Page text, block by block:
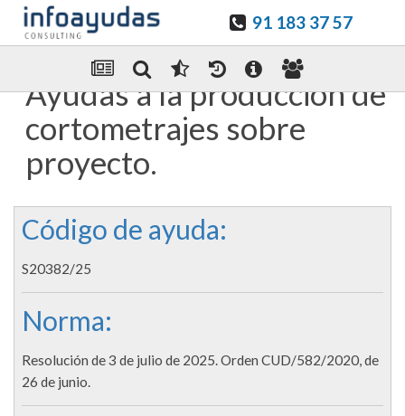
91 183 37 57
Enviar Por email
Ayudas a la producción de
cortometrajes sobre
proyecto.
Código de ayuda:
S20382/25
Norma:
Resolución de 3 de julio de 2025. Orden CUD/582/2020, de
26 de junio.